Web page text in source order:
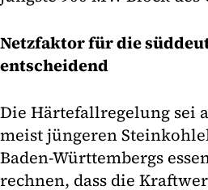
Netzfaktor für die
entscheidend
Die Härtefallregelung sei
meist jüngeren
Baden-Württembergs
rechnen, dass die